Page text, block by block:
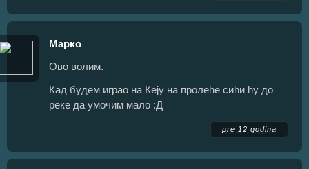
Марко
Ово волим.
Кад будем играо на Кеју на пролеће сићи ћу до
реке да умочим мало :Д
pre 12 godina